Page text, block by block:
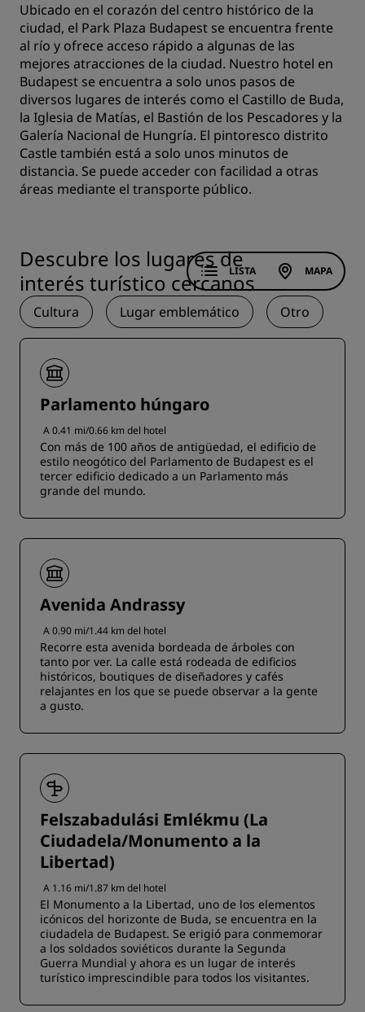
Ubicado en el corazón del centro histórico de la
ciudad, el Park Plaza Budapest se encuentra frente
al río y ofrece acceso rápido a algunas de las
mejores atracciones de la ciudad. Nuestro hotel en
Budapest se encuentra a solo unos pasos de
diversos lugares de interés como el Castillo de Buda,
la Iglesia de Matías, el Bastión de los Pescadores y la
Galería Nacional de Hungría. El pintoresco distrito
Castle también está a solo unos minutos de
distancia. Se puede acceder con facilidad a otras
áreas mediante el transporte público.
Descubre los lugares de
interés turístico cercanos
Cultura Lugar emblemático Otro
LISTA MAPA
Parlamento húngaro
A 0.41 mi/0.66 km del hotel
Con más de 100 años de antigüedad, el edificio de
estilo neogótico del Parlamento de Budapest es el
tercer edificio dedicado a un Parlamento más
grande del mundo.
Avenida Andrassy
A 0.90 mi/1.44 km del hotel
Recorre esta avenida bordeada de árboles con
tanto por ver. La calle está rodeada de edificios
históricos, boutiques de diseñadores y cafés
relajantes en los que se puede observar a la gente
a gusto.
Felszabadulási Emlékmu (La
Ciudadela/Monumento a la
Libertad)
A 1.16 mi/1.87 km del hotel
El Monumento a la Libertad, uno de los elementos
icónicos del horizonte de Buda, se encuentra en la
ciudadela de Budapest. Se erigió para conmemorar
a los soldados soviéticos durante la Segunda
Guerra Mundial y ahora es un lugar de interés
turístico imprescindible para todos los visitantes.